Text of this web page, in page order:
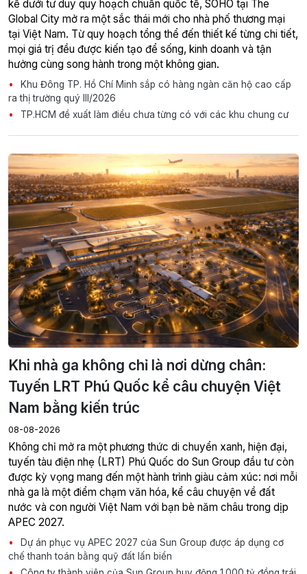
kế dưới tư duy quy hoạch chuẩn quốc tế, SOHO tại The
Global City mở ra một sắc thái mới cho nhà phố thương mại
tại Việt Nam. Từ quy hoạch tổng thể đến thiết kế từng chi tiết,
mọi giá trị đều được kiến tạo để sống, kinh doanh và tận
hưởng cùng song hành trong một không gian.
Khu Đông TP. Hồ Chí Minh sắp có hàng ngàn căn hộ cao cấp
ra thị trường quý III/2026
TP.HCM đề xuất làm điều chưa từng có với các khu chung cư
Khi nhà ga không chỉ là nơi dừng chân:
Tuyến LRT Phú Quốc kể câu chuyện Việt
Nam bằng kiến trúc
08-08-2026
Không chỉ mở ra một phương thức di chuyển xanh, hiện đại,
tuyến tàu điện nhẹ (LRT) Phú Quốc do Sun Group đầu tư còn
được kỳ vọng mang đến một hành trình giàu cảm xúc: nơi mỗi
nhà ga là một điểm chạm văn hóa, kể câu chuyện về đất
nước và con người Việt Nam với bạn bè năm châu trong dịp
APEC 2027.
Dự án phục vụ APEC 2027 của Sun Group được áp dụng cơ
chế thanh toán bằng quỹ đất lấn biển